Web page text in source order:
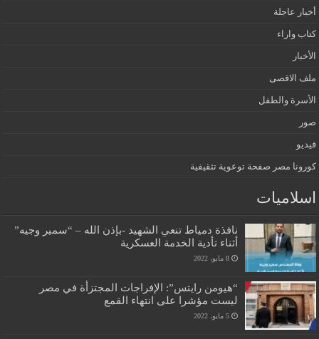
أخبار عاجلة
كتاب واراء
الأخبار
ملف الاقصى
الأسرة والطفل
صور
فيديو
كورونا مصر صفحة توعوية تثقيفية
اسلاميات
نافذة دمياط تنعي الشهيد -بإذن الله – “سمير وجيه”
أثناء تأدية الخدمة العسكرية
8 مايو، 2022
“هيومن رايتس”: الإفراجات المجتزأة في مصر
ليست مؤشرا على انتهاء القمع
5 مايو، 2022